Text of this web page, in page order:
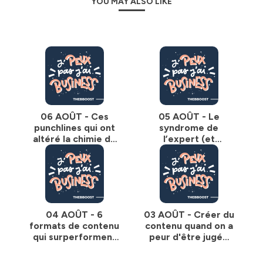
que ses échanges avec les plus des experts de l’industrie
Hébergé par Ausha. Visitez
ausha.co/politique-de-
confidentialitepour plus d'informations.
06 AOÛT - Ces
punchlines qui ont
altéré la chimie de
mon cerveau
05 AOÛT - Le
syndrome de
l’expert (et
comment s’en
débarrasser)
04 AOÛT - 6
formats de contenu
qui surperforment
03 AOÛT - Créer du
contenu quand on a
peur d'être jugée